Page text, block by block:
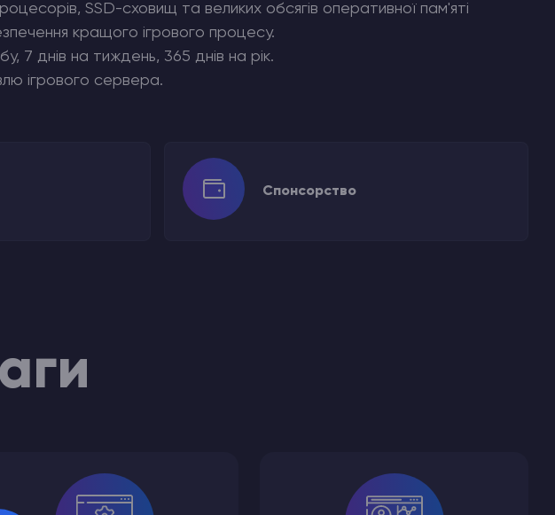
SSD-сховищ та великих обсягів оперативної пам'яті
кращого ігрового процесу.
7 днів на тиждень, 365 днів на рік.
ігрового сервера.
Спонсорство